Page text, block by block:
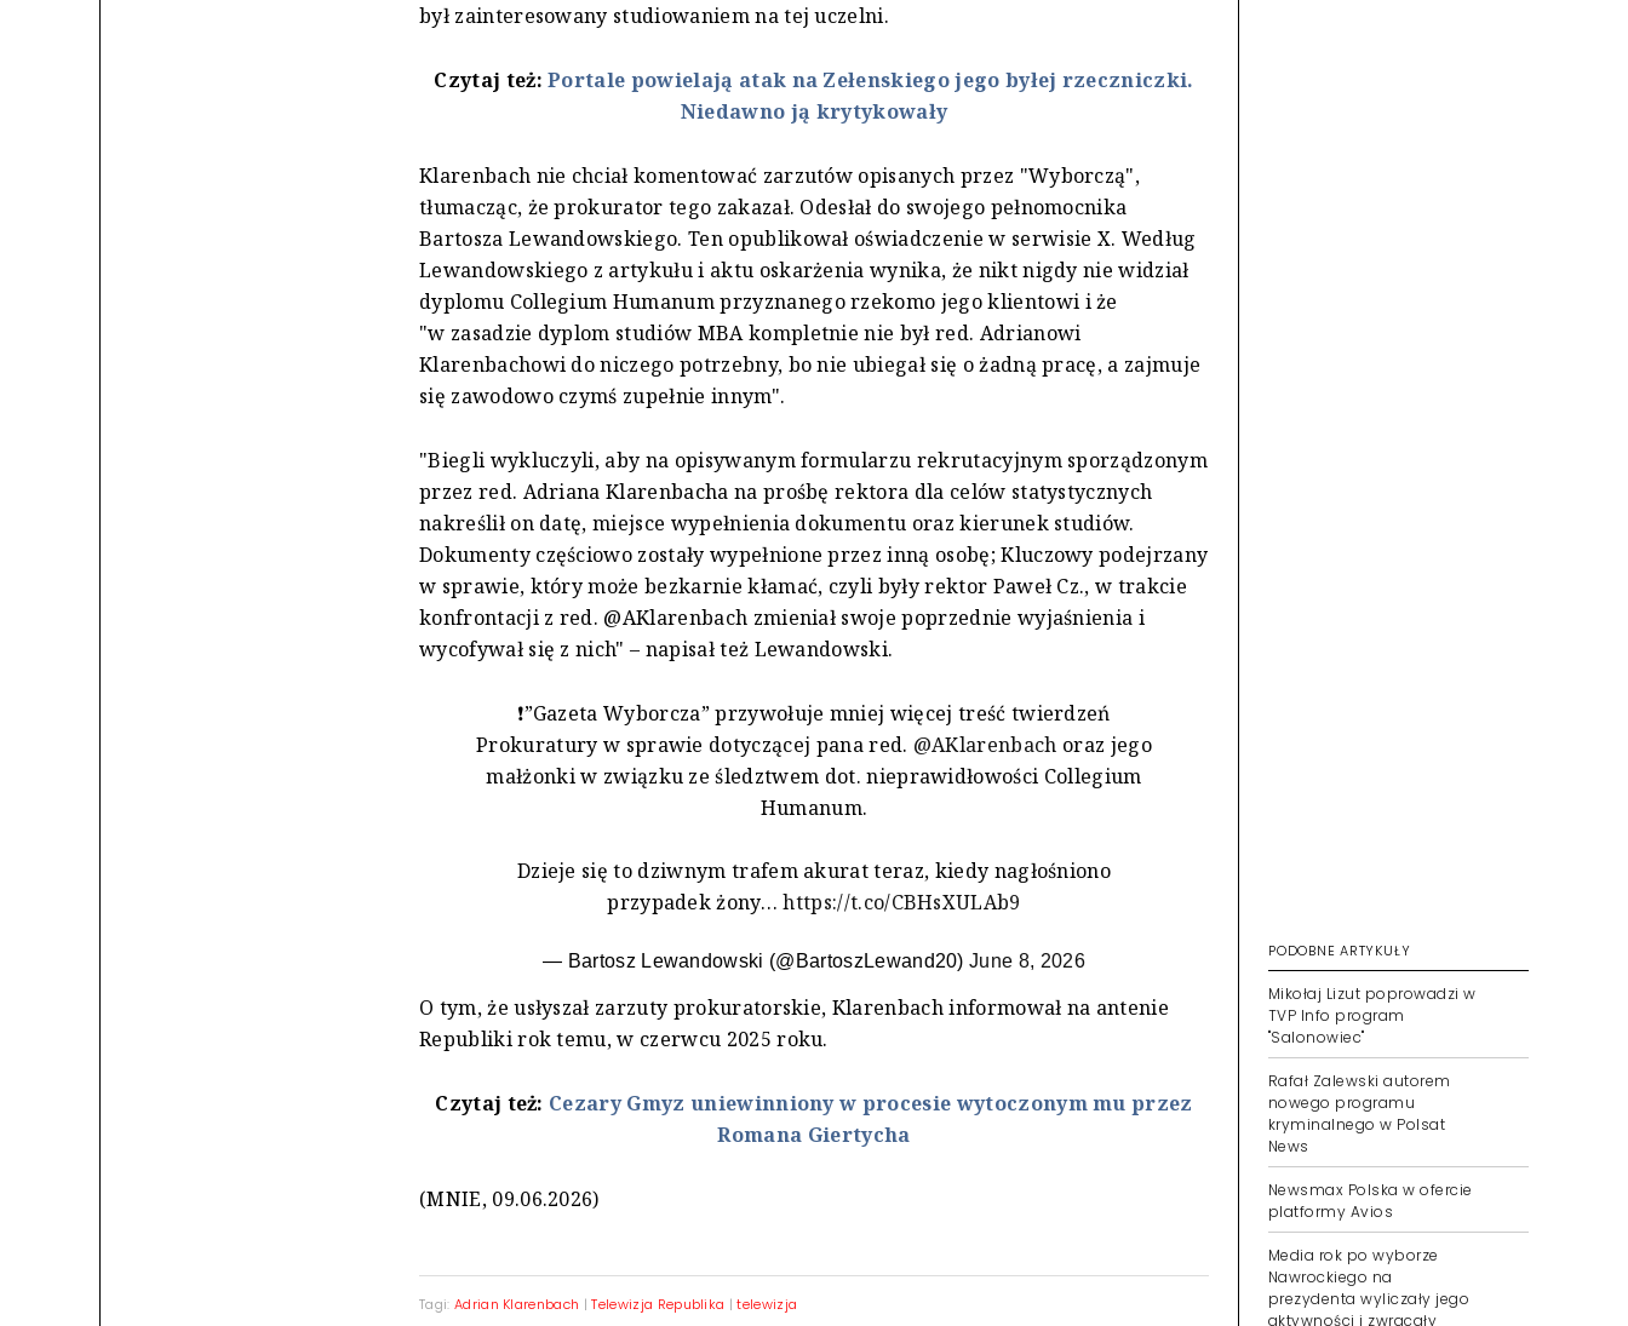
był zainteresowany studiowaniem na tej uczelni.
Czytaj też:Portale powielają atak na Zełenskiego jego byłej rzeczniczki.
Niedawno ją krytykowały
Klarenbach nie chciał komentować zarzutów opisanych przez "Wyborczą",
tłumacząc, że prokurator tego zakazał. Odesłał do swojego pełnomocnika
Bartosza Lewandowskiego. Ten opublikował oświadczenie w serwisie X. Według
Lewandowskiego z artykułu i aktu oskarżenia wynika, że nikt nigdy nie widział
dyplomu Collegium Humanum przyznanego rzekomo jego klientowi i że
"w zasadzie dyplom studiów MBA kompletnie nie był red. Adrianowi
Klarenbachowi do niczego potrzebny, bo nie ubiegał się o żadną pracę, a zajmuje
się zawodowo czymś zupełnie innym".
"Biegli wykluczyli, aby na opisywanym formularzu rekrutacyjnym sporządzonym
przez red. Adriana Klarenbacha na prośbę rektora dla celów statystycznych
nakreślił on datę, miejsce wypełnienia dokumentu oraz kierunek studiów.
Dokumenty częściowo zostały wypełnione przez inną osobę; Kluczowy podejrzany
w sprawie, który może bezkarnie kłamać, czyli były rektor Paweł Cz., w trakcie
konfrontacji z red. @AKlarenbach zmieniał swoje poprzednie wyjaśnienia i
wycofywał się z nich" – napisał też Lewandowski.
❗️”Gazeta Wyborcza” przywołuje mniej więcej treść twierdzeń
Prokuratury w sprawie dotyczącej pana red. @AKlarenbach oraz jego
małżonki w związku ze śledztwem dot. nieprawidłowości Collegium
Humanum.
Dzieje się to dziwnym trafem akurat teraz, kiedy nagłośniono
przypadek żony…https://t.co/CBHsXULAb9
— Bartosz Lewandowski (@BartoszLewand20)June 8, 2026
O tym, że usłyszał zarzuty prokuratorskie, Klarenbach informował na antenie
Republiki rok temu, w czerwcu 2025 roku.
Czytaj też: Cezary Gmyz uniewinniony w procesie wytoczonym mu przez
Romana Giertycha
(MNIE, 09.06.2026)
Tagi: Adrian Klarenbach |Telewizja Republika |telewizja
PODOBNE ARTYKUŁY
Mikołaj Lizut poprowadzi w
TVP Info program
"Salonowiec"
Rafał Zalewski autorem
nowego programu
kryminalnego w Polsat
News
Newsmax Polska w ofercie
platformy Avios
Media rok po wyborze
Nawrockiego na
prezydenta wyliczały jego
aktywności i zwracały